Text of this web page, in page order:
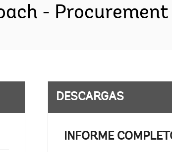
- Procurement
DESCARGAS
INFORME